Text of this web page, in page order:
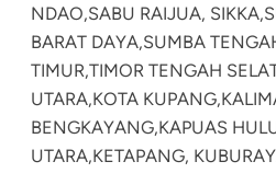
NDAO,SABU RAIJUA, SIKKA,
BARAT DAYA,SUMBA
TIMUR,TIMOR TENGAH
UTARA,KOTA KUPANG,
BENGKAYANG,KAPUAS
UTARA,KETAPANG,